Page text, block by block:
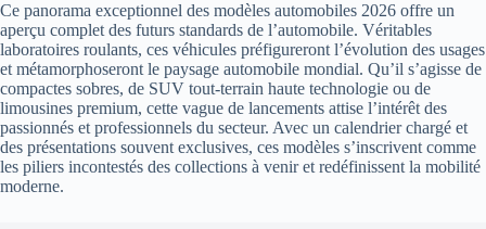
Ce panorama exceptionnel des modèles automobiles 2026 offre un
aperçu complet des futurs standards de l’automobile. Véritables
laboratoires roulants, ces véhicules préfigureront l’évolution des usages
et métamorphoseront le paysage automobile mondial. Qu’il s’agisse de
compactes sobres, de SUV tout-terrain haute technologie ou de
limousines premium, cette vague de lancements attise l’intérêt des
passionnés et professionnels du secteur. Avec un calendrier chargé et
des présentations souvent exclusives, ces modèles s’inscrivent comme
les piliers incontestés des collections à venir et redéfinissent la mobilité
moderne.